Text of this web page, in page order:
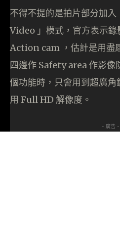
不得不提的是拍片部分加
Video 」模式，官方表示錄
Action cam ，估計是用盡
四邊作 Safety area 作影像
個功能時，只會用到超廣
用 Full HD 解像度。
- 廣告 -